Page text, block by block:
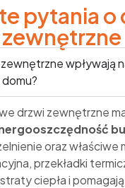
pytania o
zewnętrzne
wpływają
drzwi zewnętrzne
oraz właściwe
przekładki
ciepła i